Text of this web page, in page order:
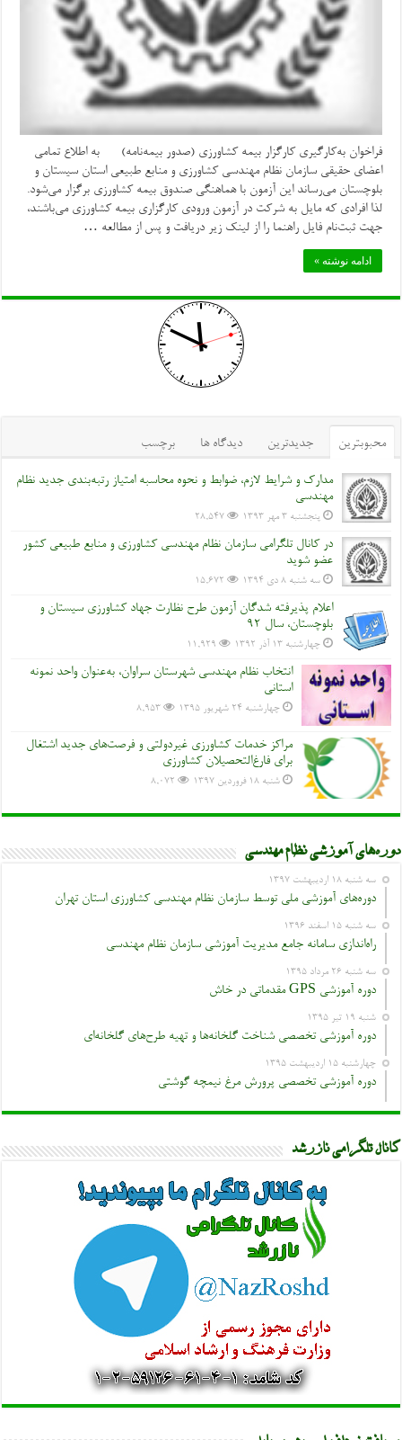
فراخوان به‌کارگیری کارگزار بیمه کشاورزی (صدور بیمه‌نامه) به اطلاع تمامی
اعضای حقیقی سازمان نظام مهندسی کشاورزی و منابع طبیعی استان سیستان و
بلوچستان می‌رساند این آزمون با هماهنگی صندوق بیمه کشاورزی برگزار می‌شود.
لذا افرادی که مایل به شرکت در آزمون ورودی کارگزاری بیمه کشاورزی می‌باشند،
جهت ثبت‌نام فایل راهنما را از لینک زیر دریافت و پس از مطالعه …
ادامه نوشته »
محبوبترین جدیدترین دیدگاه ها برچسب
مدارک و شرایط لازم، ضوابط و نحوه محاسبه امتیاز رتبه‌بندی جدید نظام
مهندسی
پنجشنبه ۳ مهر ۱۳۹۳ 28,547
در کانال تلگرامی سازمان نظام مهندسی کشاورزی و منابع طبیعی کشور
عضو شوید
سه شنبه ۸ دی ۱۳۹۴ 15,672
اعلام پذیرفته شدگان آزمون طرح نظارت جهاد کشاورزی سیستان و
بلوچستان، سال 92
چهارشنبه ۱۳ آذر ۱۳۹۲ 11,929
انتخاب نظام مهندسی شهرستان سراوان، به‌عنوان واحد نمونه
استانی
چهارشنبه ۲۴ شهریور ۱۳۹۵ 8,953
مراکز خدمات کشاورزی غیردولتی و فرصت‌های جدید اشتغال
برای فارغ‌التحصیلان کشاورزی
شنبه ۱۸ فروردین ۱۳۹۷ 8,072
دوره‌های آموزشی نظام مهندسی
سه شنبه ۱۸ اردیبهشت ۱۳۹۷
دوره‌های آموزشی ملی توسط سازمان نظام مهندسی کشاورزی استان تهران
سه شنبه ۱۵ اسفند ۱۳۹۶
راه‌اندازی سامانه جامع مدیریت آموزشی سازمان نظام مهندسی
سه شنبه ۲۶ مرداد ۱۳۹۵
دوره آموزشی GPS مقدماتی در خاش
شنبه ۱۹ تیر ۱۳۹۵
دوره آموزشی تخصصی شناخت گلخانه‌ها و تهیه طرح‌های گلخانه‌ای
چهارشنبه ۱۵ اردیبهشت ۱۳۹۵
دوره آموزشی تخصصی پرورش مرغ نیمچه گوشتی
کانال تلگرامی نازرشد